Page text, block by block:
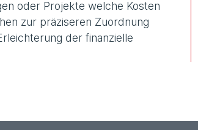
oder Projekte welche Kosten
zur präziseren Zuordnung
der finanzielle